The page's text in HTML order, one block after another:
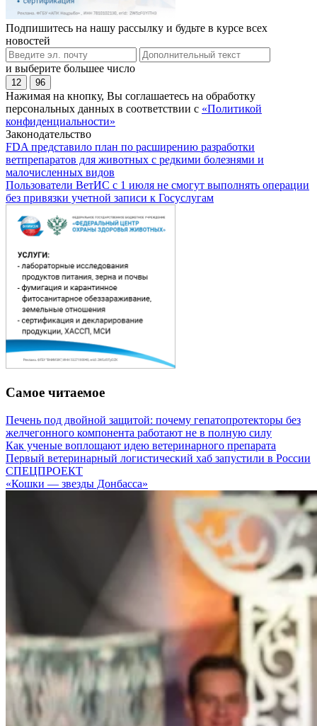
Подпишитесь на нашу рассылку и будьте в курсе всех
новостей
и выберите большее число
12 96
Нажимая на кнопку, Вы соглашаетесь на обработку
персональных данных в соответствии с «Политикой
конфиденциальности»
Законодательство
FDA представило план по расширению разработки
ветпрепаратов для животных с редкими болезнями и
малочисленных видов
Пользователи ВетИС с 1 июля не смогут выполнять операции
без привязки учетной записи к Госуслугам
Самое читаемое
Печень под двойной защитой: почему гепатопротекторы без
желчегонного компонента работают не в полную силу
Как ученые воплощают идею ветеринарного препарата
Первый ветеринарный логистический хаб запустили в России
СПЕЦПРОЕКТ
«Кошки — звезды Донбасса»